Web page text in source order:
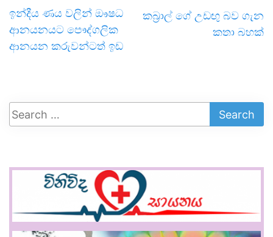
ඉන්දීය ණය වලින් ඖෂධ
ආනයනයට පෞද්ගලික
ආනයන කරුවන්ටත් ඉඩ
කබ්‍රාල් ගේ උඩඟු බව ගැන
කතා බහක්